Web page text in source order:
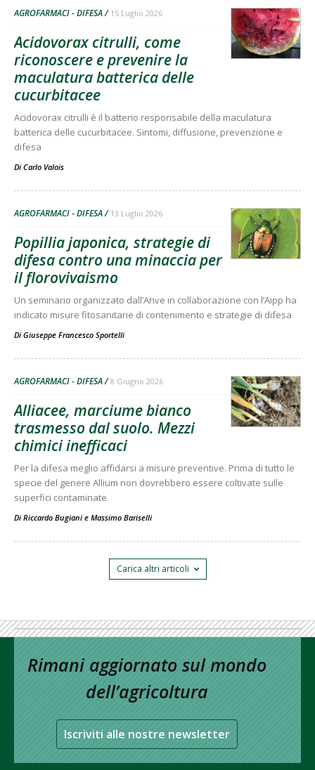
AGROFARMACI - DIFESA 15 Luglio 2026
Acidovorax citrulli, come
riconoscere e prevenire la
maculatura batterica delle
cucurbitacee
Acidovorax citrulli è il batterio responsabile della maculatura
batterica delle cucurbitacee. Sintomi, diffusione, prevenzione e
difesa
Di Carlo Valois
AGROFARMACI - DIFESA 13 Luglio 2026
Popillia japonica, strategie di
difesa contro una minaccia per
il florovivaismo
Un seminario organizzato dall’Anve in collaborazione con l’Aipp ha
indicato misure fitosanitarie di contenimento e strategie di difesa
Di Giuseppe Francesco Sportelli
AGROFARMACI - DIFESA 8 Giugno 2026
Alliacee, marciume bianco
trasmesso dal suolo. Mezzi
chimici inefficaci
Per la difesa meglio affidarsi a misure preventive. Prima di tutto le
specie del genere Allium non dovrebbero essere coltivate sulle
superfici contaminate
Di Riccardo Bugiani e Massimo Bariselli
Carica altri articoli
Rimani aggiornato sul mondo
dell’agricoltura
Iscriviti alle nostre newsletter